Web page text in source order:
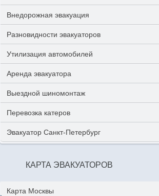
Внедорожная эвакуация
Разновидности эвакуаторов
Утилизация автомобилей
Аренда эвакуатора
Выездной шиномонтаж
Перевозка катеров
Эвакуатор Санкт-Петербург
КАРТА ЭВАКУАТОРОВ
Карта Москвы